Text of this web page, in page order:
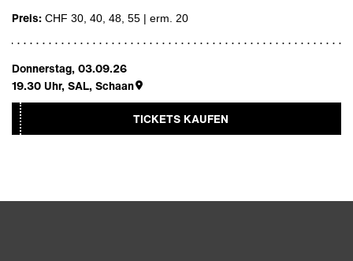
Preis: CHF 30, 40, 48, 55 | erm. 20
Donnerstag, 03.09.26
19.30 Uhr,SAL, Schaan
TICKETS KAUFEN